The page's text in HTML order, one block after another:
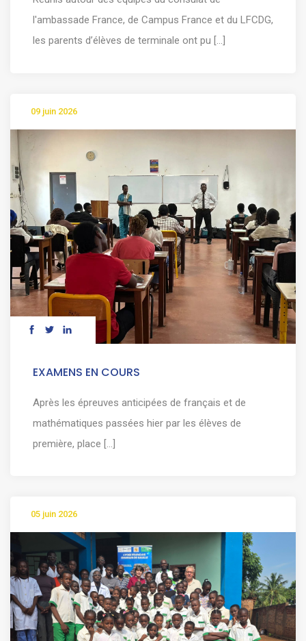
l'ambassade France, de Campus France et du LFCDG,
les parents d’élèves de terminale ont pu [...]
09 juin 2026
EXAMENS EN COURS
Après les épreuves anticipées de français et de
mathématiques passées hier par les élèves de
première, place [...]
05 juin 2026